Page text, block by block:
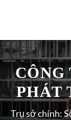
PHÁT
Trụ sở chính: